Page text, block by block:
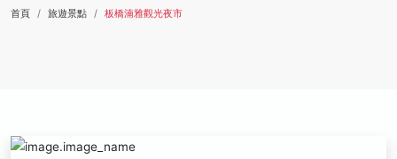
首頁 旅遊景點 板橋湳雅觀光夜市